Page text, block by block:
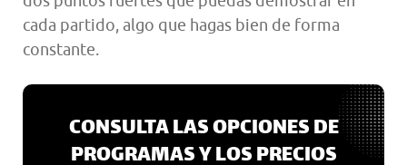
cada partido, algo que hagas bien de forma
constante.
CONSULTA LAS OPCIONES DE
PROGRAMAS Y LOS PRECIOS